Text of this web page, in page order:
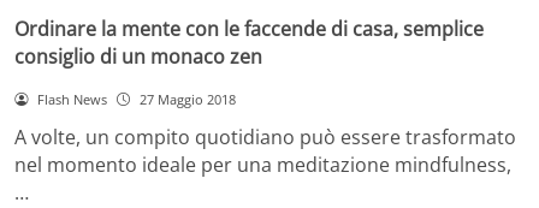
Ordinare la mente con le faccende di casa, semplice
consiglio di un monaco zen
Flash News 27 Maggio 2018
A volte, un compito quotidiano può essere trasformato
nel momento ideale per una meditazione mindfulness,
…